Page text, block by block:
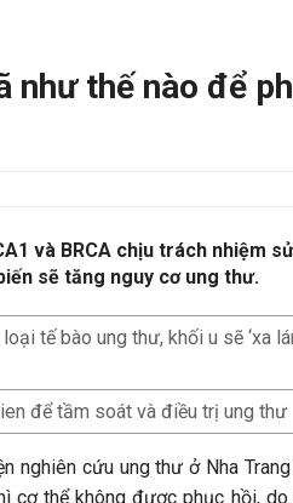
như thế nào để
và BRCA chịu trách nhiệm
sẽ tăng nguy cơ ung thư.
tế bào ung thư, khối u sẽ ‘xa
để tầm soát và điều trị ung thư
nghiên cứu ung thư ở Nha
cơ thể không được phục hồi,